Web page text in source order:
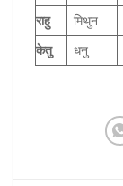
राहु
मिथुन
केतु
धनु